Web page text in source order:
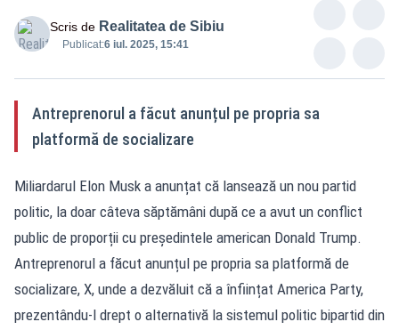
Scris de Realitatea de Sibiu
Publicat:6 iul. 2025, 15:41
Antreprenorul a făcut anunțul pe propria sa
platformă de socializare
Miliardarul Elon Musk a anunțat că lansează un nou partid
politic, la doar câteva săptămâni după ce a avut un conflict
public de proporții cu președintele american Donald Trump.
Antreprenorul a făcut anunțul pe propria sa platformă de
socializare, X, unde a dezvăluit că a înființat America Party,
prezentându-l drept o alternativă la sistemul politic bipartid din